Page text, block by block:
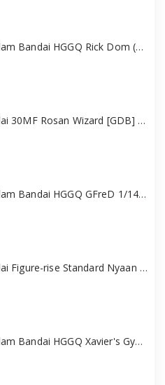
Mô hình Gundam Bandai HGGQ Rick Dom (Gaia / Ortega) 1/144 [GDB] [BHG]
Mô hình Bandai 30MF Rosan Wizard [GDB] [30MF]
Mô hình Gundam Bandai HGGQ GFreD 1/144 [GDB] [BHG]
Mô hình Bandai Figure-rise Standard Nyaan - Gundam GQuuuuuuX [GDB] [FRS]
Mô hình Gundam Bandai HGGQ Xavier's Gyan Hakuji-Packs 1/144 [GDB] [BHG]